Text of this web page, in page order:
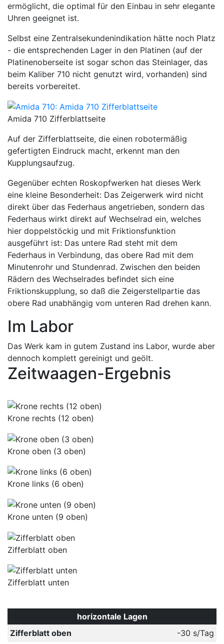
ermöglicht, die optimal für den Einbau in sehr elegante
Uhren geeignet ist.
Selbst eine Zentralsekundenindikation hätte noch Platz
- die entsprechenden Lager in den Platinen (auf der
Platinenoberseite ist sogar schon das Steinlager, das
beim Kaliber 710 nicht genutzt wird, vorhanden) sind
bereits vorbereitet.
Amida 710 Zifferblattseite
Auf der Zifferblattseite, die einen robotermäßig
gefertigten Eindruck macht, erkennt man den
Kupplungsaufzug.
Gegenüber echten Roskopfwerken hat dieses Werk
eine kleine Besonderheit: Das Zeigerwerk wird nicht
direkt über das Federhaus angetrieben, sondern das
Federhaus wirkt direkt auf Wechselrad ein, welches
hier doppelstöckig und mit Friktionsfunktion
ausgeführt ist: Das untere Rad steht mit dem
Federhaus in Verbindung, das obere Rad mit dem
Minutenrohr und Stundenrad. Zwischen den beiden
Rädern des Wechselrades befindet sich eine
Friktionskupplung, so daß die Zeigerstellpartie das
obere Rad unabhängig vom unteren Rad drehen kann.
Im Labor
Das Werk kam in gutem Zustand ins Labor, wurde aber
dennoch komplett gereinigt und geölt.
Zeitwaagen-Ergebnis
Krone rechts (12 oben)
Krone oben (3 oben)
Krone links (6 oben)
Krone unten (9 oben)
Zifferblatt oben
Zifferblatt unten
horizontale Lagen
Zifferblatt oben
-30 s/Tag